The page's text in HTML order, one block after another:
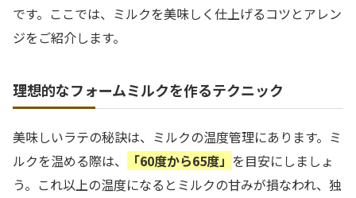
です。ここでは、ミルクを美味しく仕上げるコツとアレン
ジをご紹介します。
理想的なフォームミルクを作るテクニック
美味しいラテの秘訣は、ミルクの温度管理にあります。ミ
ルクを温める際は、
「60度から65度」 を目安にしましょ
う。これ以上の温度になるとミルクの甘みが損なわれ、独